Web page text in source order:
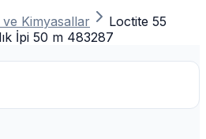
ve Kimyasallar
Loctite 55
İpi 50 m 483287